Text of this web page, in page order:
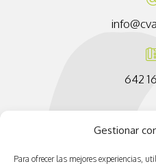
Gestionar
Para ofrecer las mejores experiencias,
642